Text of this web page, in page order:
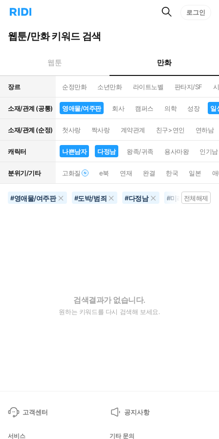
리
홈
으
턴
트
검
로그인
웹툰/만화 키워드 검색
웹툰 만화
장르 순정만화 소년만화 라이트노벨 판타지/SF
소재/관계 (공통) 영애물/여주판 회사 캠퍼스 의학 성장 일
소재/관계 (순정) 첫사랑 짝사랑 계약관계 친구>연인 연하남
캐릭터 나쁜남자 다정남 왕족/귀족 용사마왕 인기남
분위기/기타 고화질 e북 연재 완결 한국 일본
#영애물/여주판 #도박/범죄 #다정남 #미래배경전체해제
검색결과가 없습니다.
원하는 키워드를 다시 검색해 보세요.
고객센터 공지사항
서비스 기타 문의